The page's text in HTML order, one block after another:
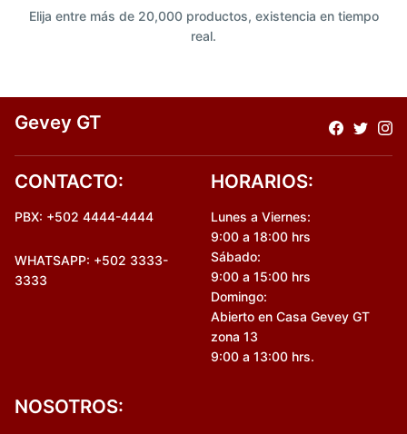
Elija entre más de 20,000 productos, existencia en tiempo
real.
Gevey GT
CONTACTO:
PBX: +502 4444-4444
WHATSAPP: +502 3333-
3333
HORARIOS:
Lunes a Viernes:
9:00 a 18:00 hrs
Sábado:
9:00 a 15:00 hrs
Domingo:
Abierto en Casa Gevey GT
zona 13
9:00 a 13:00 hrs.
NOSOTROS: